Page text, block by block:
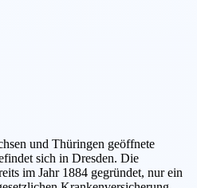
und Thüringen geöffnete
sich in Dresden. Die
im Jahr 1884 gegründet, nur ein